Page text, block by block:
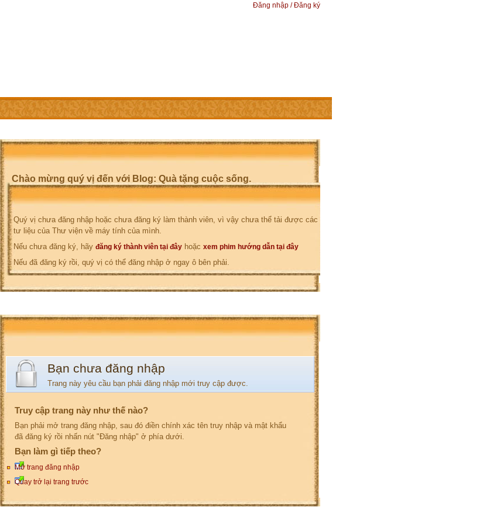
Đăng nhập / Đăng ký
TRỢ GIÚP WEBSITE CỦA CÁC THÀNH VIÊN
Chào mừng quý vị đến với Blog: Quà tặng cuộc sống.
Quý vị chưa đăng nhập hoặc chưa đăng ký làm thành viên, vì vậy chưa thể tải được các
tư liệu của Thư viện về máy tính của mình.
Nếu chưa đăng ký, hãy đăng ký thành viên tại đây hoặc xem phim hướng dẫn tại đây
Nếu đã đăng ký rồi, quý vị có thể đăng nhập ở ngay ô bên phải.
Bạn chưa đăng nhập
Trang này yêu cầu bạn phải đăng nhập mới truy cập được.
Truy cập trang này như thế nào?
Bạn phải mở trang đăng nhập, sau đó điền chính xác tên truy nhập và mật khẩu
đã đăng ký rồi nhấn nút "Đăng nhập" ở phía dưới.
Bạn làm gì tiếp theo?
Mở trang đăng nhập
Quay trở lại trang trước